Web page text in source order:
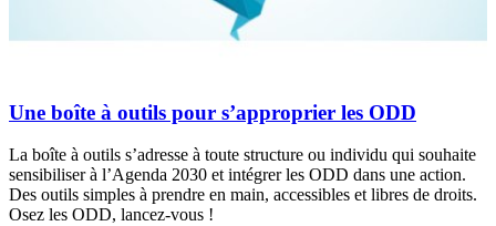
Une boîte à outils pour s’approprier les ODD
La boîte à outils s’adresse à toute structure ou individu qui souhaite
sensibiliser à l’Agenda 2030 et intégrer les ODD dans une action.
Des outils simples à prendre en main, accessibles et libres de droits.
Osez les ODD, lancez-vous !